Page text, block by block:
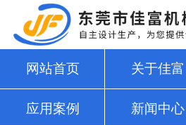
网站首页 关于佳富
应用案例 新闻中心